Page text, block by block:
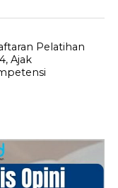
Pelatihan
Ajak